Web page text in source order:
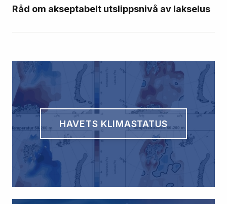
Råd om akseptabelt utslippsnivå av lakselus
HAVETS KLIMASTATUS